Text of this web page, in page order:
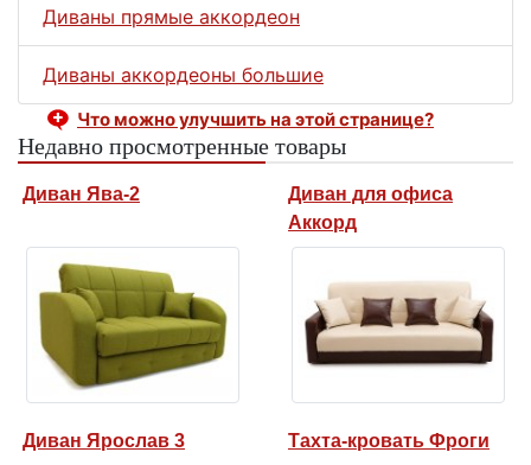
Диваны прямые аккордеон
Диваны аккордеоны большие
Что можно улучшить на этой странице?
Недавно просмотренные товары
Диван Ява-2
Диван для офиса
Аккорд
Диван Ярослав 3 Тахта-кровать Фроги